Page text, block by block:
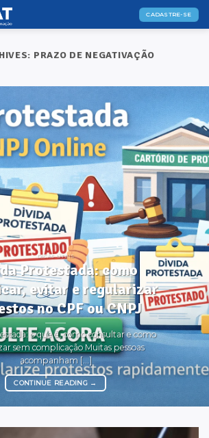
CADASTRE-SE
PRAZO DE NEGATIVAÇÃO
DICAS ÚTEIS
Protestada: como
evitar e regularizar
no CPF ou CNPJ
o que é, como consultar e como
sem complicação Muitas pessoas
acompanham [...]
CONTINUE READING →